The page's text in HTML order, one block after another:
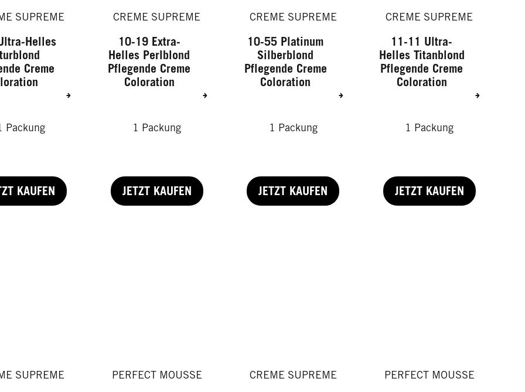
SUPREME
Helles
Creme
Packung
KAUFEN
CREME SUPREME
10-19 Extra-
Helles Perlblond
Pflegende Creme
Coloration
1 Packung
JETZT KAUFEN
CREME SUPREME
10-55 Platinum
Silberblond
Pflegende Creme
Coloration
1 Packung
JETZT KAUFEN
CREME SUPREME
11-11 Ultra-
Helles Titanblond
Pflegende Creme
Coloration
1 Packung
JETZT KAUFEN
SUPREME PERFECT MOUSSE CREME SUPREME PERFECT MOUSSE